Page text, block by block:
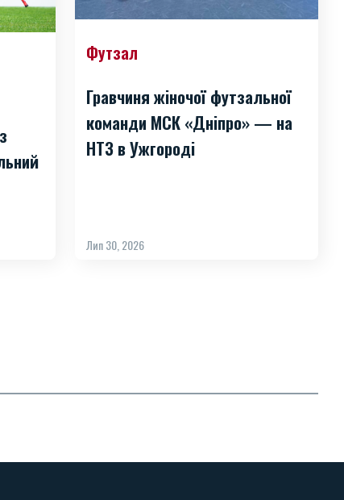
Футзал
Гравчиня жіночої футзальної
команди МСК «Дніпро» — на
НТЗ в Ужгороді
Лип 30, 2026